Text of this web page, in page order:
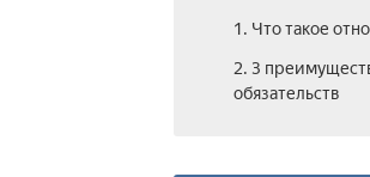
1. Что такое
2. 3
обязательств